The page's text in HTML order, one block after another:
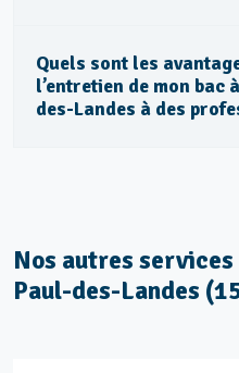
Quels sont les
l’entretien de mon bac
des-Landes à des
Nos autres
Paul-des-Landes